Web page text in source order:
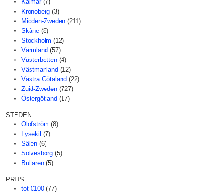
Kalmar (7)
Kronoberg (3)
Midden-Zweden (211)
Skåne (8)
Stockholm (12)
Värmland (57)
Västerbotten (4)
Västmanland (12)
Västra Götaland (22)
Zuid-Zweden (727)
Östergötland (17)
STEDEN
Olofström (8)
Lysekil (7)
Sälen (6)
Sölvesborg (5)
Bullaren (5)
PRIJS
tot €100 (77)